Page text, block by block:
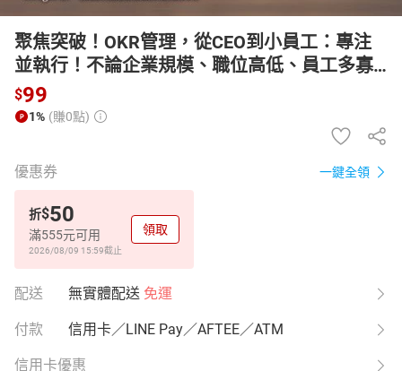
聚焦突破！OKR管理，從CEO到小員工：專注
並執行！不論企業規模、職位高低、員工多寡
通通受用，Google和一流企業激推的超強管理
法則【有聲書】
$99
1% (賺0點)
優惠券 一鍵全領
折$50
滿555元可用
2026/08/09 15:59截止
領取
配送 無實體配送 免運
付款 信用卡／LINE Pay／AFTEE／ATM
信用卡優惠